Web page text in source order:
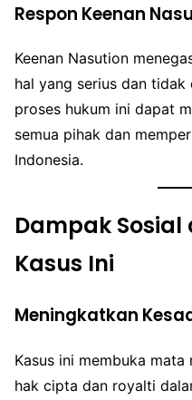
Respon Keenan
Keenan Nasution
hal yang serius dan
proses hukum ini dapat
semua pihak dan
Indonesia.
Dampak
Kasus Ini
Meningkatkan
Kasus ini membuka
hak cipta dan royalti